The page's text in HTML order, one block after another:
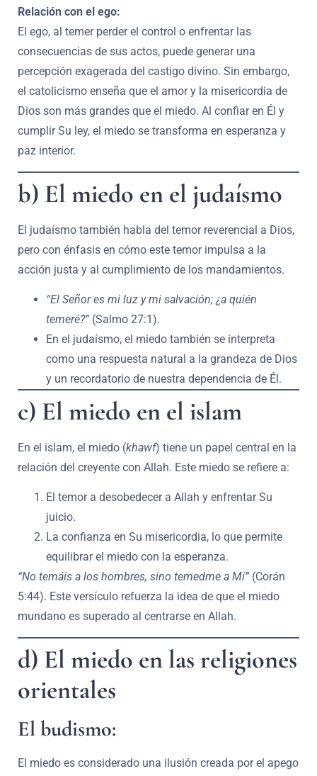
Relación con el ego:
El ego, al temer perder el control o enfrentar las
consecuencias de sus actos, puede generar una
percepción exagerada del castigo divino. Sin embargo,
el catolicismo enseña que el amor y la misericordia de
Dios son más grandes que el miedo. Al confiar en Él y
cumplir Su ley, el miedo se transforma en esperanza y
paz interior.
b) El miedo en el judaísmo
El judaísmo también habla del temor reverencial a Dios,
pero con énfasis en cómo este temor impulsa a la
acción justa y al cumplimiento de los mandamientos.
“El Señor es mi luz y mi salvación; ¿a quién
temeré?” (Salmo 27:1).
En el judaísmo, el miedo también se interpreta
como una respuesta natural a la grandeza de Dios
y un recordatorio de nuestra dependencia de Él.
c) El miedo en el islam
En el islam, el miedo (khawf) tiene un papel central en la
relación del creyente con Allah. Este miedo se refiere a:
El temor a desobedecer a Allah y enfrentar Su
juicio.
La confianza en Su misericordia, lo que permite
equilibrar el miedo con la esperanza.
“No temáis a los hombres, sino temedme a Mí” (Corán
5:44). Este versículo refuerza la idea de que el miedo
mundano es superado al centrarse en Allah.
d) El miedo en las religiones
orientales
El budismo:
El miedo es considerado una ilusión creada por el apego